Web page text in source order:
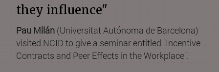
they influence"
Pau Milán (Universitat Autónoma de Barcelona)
visited NCID to give a seminar entitled "Incentive
Contracts and Peer Effects in the Workplace".